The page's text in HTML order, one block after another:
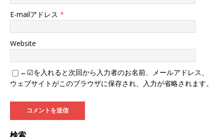
E-mailアドレス *
Website
←☑を入れると次回から入力者のお名前、メールアドレス、
ウェブサイトがこのブラウザに保存され、入力が省略されます。